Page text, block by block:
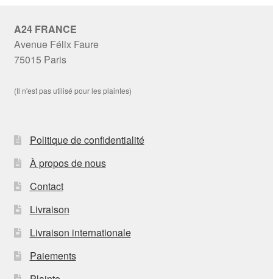
A24 FRANCE
Avenue Félix Faure
75015 Paris
(Il n'est pas utilisé pour les plaintes)
Politique de confidentialité
À propos de nous
Contact
Livraison
Livraison internationale
Paiements